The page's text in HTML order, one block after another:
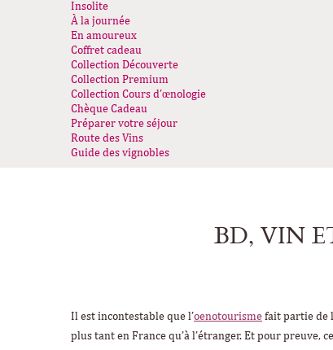
Insolite
À la journée
En amoureux
Coffret cadeau
Collection Découverte
Collection Premium
Collection Cours d’œnologie
Chèque Cadeau
Préparer votre séjour
Route des Vins
Guide des vignobles
BD, VIN
Il est incontestable que l’oenotourisme fait partie de
plus tant en France qu’à l’étranger. Et pour preuve,